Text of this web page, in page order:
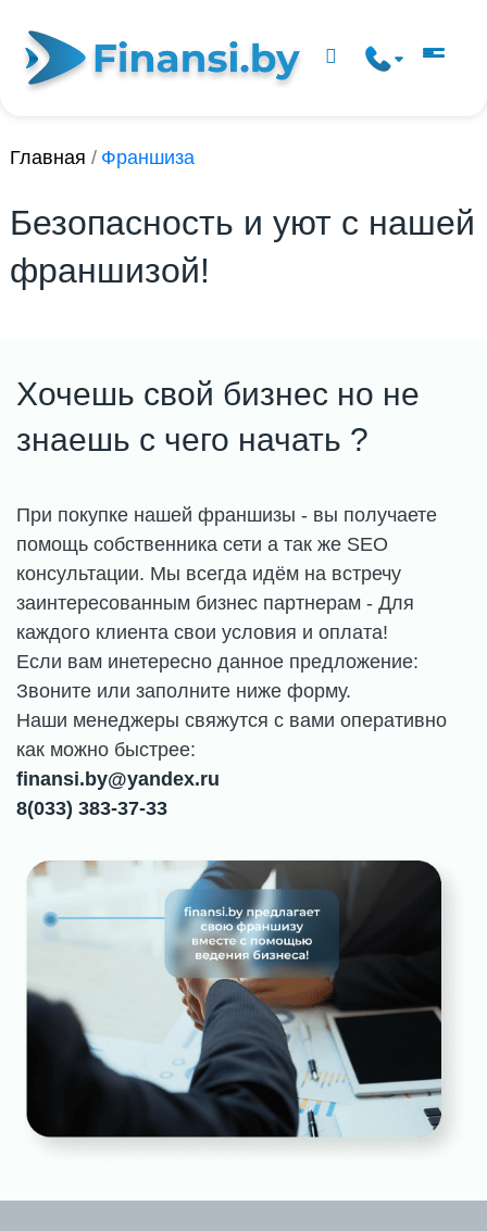
Главная / Франшиза
Безопасность и уют с нашей
франшизой!
Хочешь свой бизнес но не
знаешь с чего начать ?
При покупке нашей франшизы - вы получаете
помощь собственника сети а так же SEO
консультации. Мы всегда идём на встречу
заинтересованным бизнес партнерам - Для
каждого клиента свои условия и оплата!
Если вам инетересно данное предложение:
Звоните или заполните ниже форму.
Наши менеджеры свяжутся с вами оперативно
как можно быстрее:
finansi.by@yandex.ru
8(033) 383-37-33